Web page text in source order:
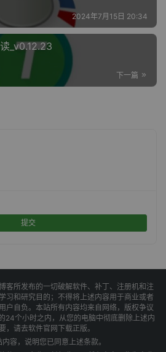
2024年7月15日 20:34
_v0.12.23
下一篇
提交
客所发布的一切破解软件、补丁、注册机和注
习和研究目的；不得将上述内容用于商业或者
户自负。本站所有内容均来自网络，版权争议
24个小时之内，从您的电脑中彻底删除上述内
，请去软件官网下载正版。
容，说明您已同意上述条款。